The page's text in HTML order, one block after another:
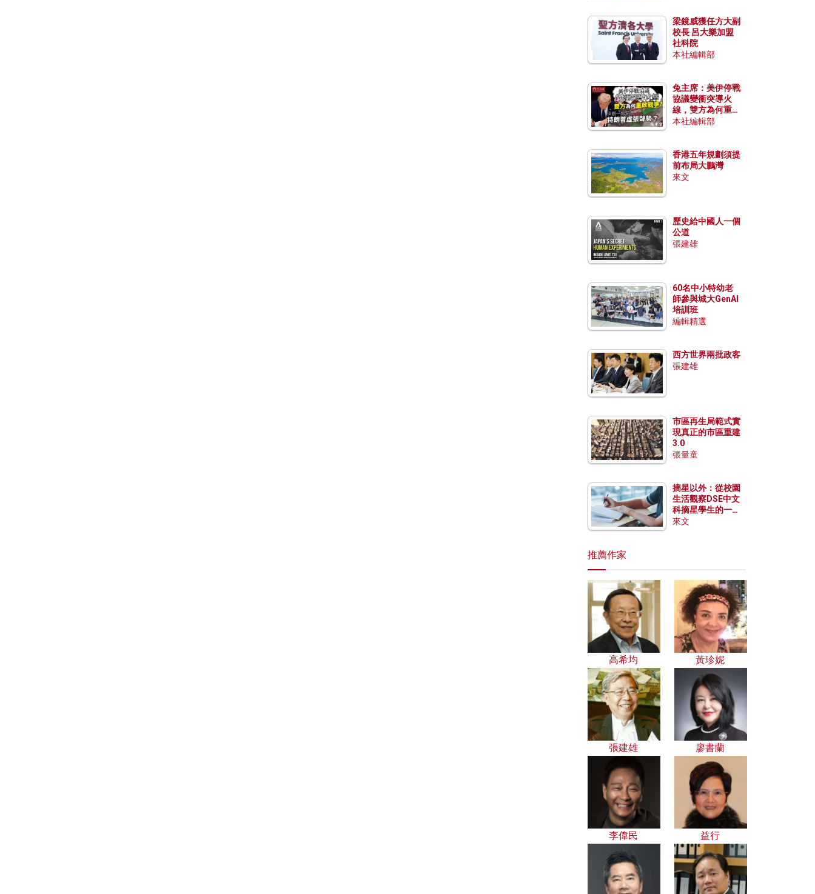
梁鏡威獲任方大副
校長 呂大樂加盟
社科院
本社編輯部
兔主席：美伊停戰
協議變衝突導火
線，雙方為何重啟
戰爭？伊朗一早洞
本社編輯部
香港五年規劃須提
前布局大鵬灣
來文
歷史給中國人一個
公道
張建雄
60名中小特幼老
師參與城大GenAI
培訓班
編輯精選
西方世界兩批政客
張建雄
市區再生局範式實
現真正的市區重建
3.0
張量童
摘星以外：從校園
生活觀察DSE中文
科摘星學生的一點
特質
來文
推薦作家
高希均 黃珍妮
張建雄 廖書蘭
李偉民 益行